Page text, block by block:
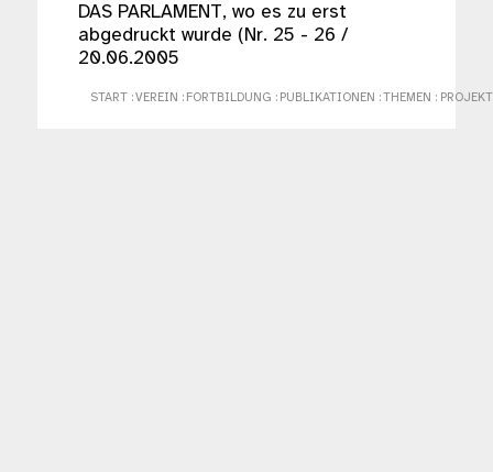
DAS PARLAMENT, wo es zu erst
abgedruckt wurde (Nr. 25 - 26 /
20.06.2005
START: VEREIN : FORTBILDUNG : PUBLIKATIONEN : THEMEN :